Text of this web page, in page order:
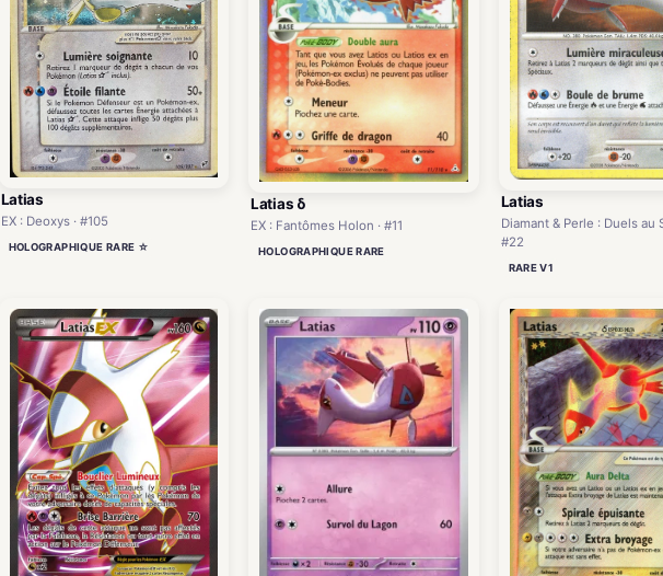
Latias
EX : Deoxys · #105
HOLOGRAPHIQUE RARE ☆
Latias δ
EX : Fantômes Holon · #11
HOLOGRAPHIQUE RARE
Latias
Diamant & Perle : Duels au
#22
RARE V1